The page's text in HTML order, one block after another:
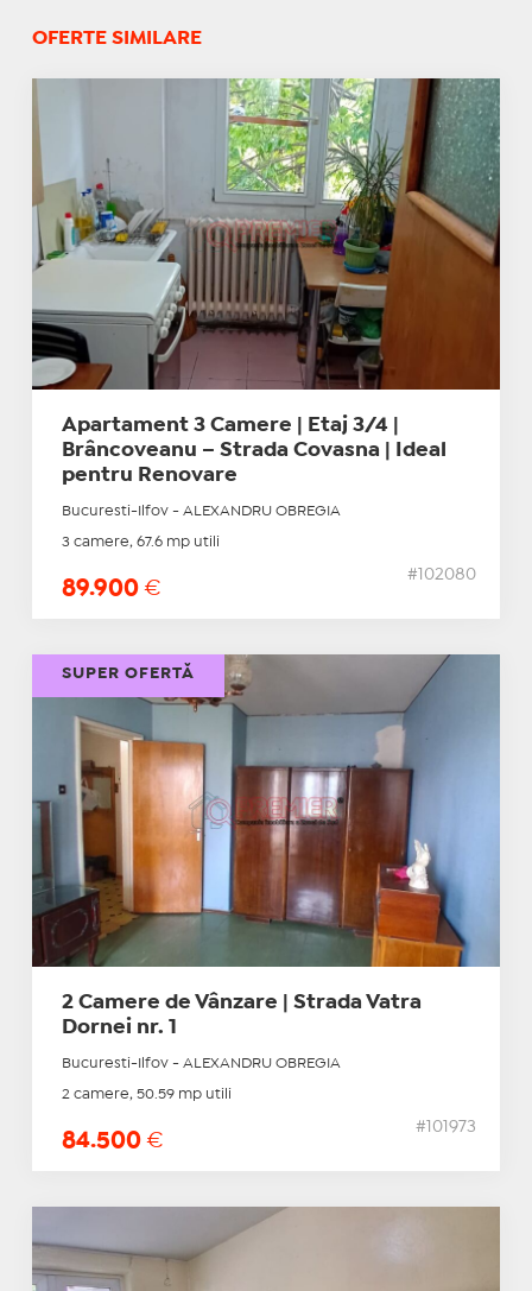
OFERTE SIMILARE
Apartament 3 Camere | Etaj 3/4 |
Brâncoveanu – Strada Covasna | Ideal
pentru Renovare
Bucuresti-Ilfov - ALEXANDRU OBREGIA
3 camere, 67.6 mp utili
89.900 €
#102080
2 Camere de Vânzare | Strada Vatra
Dornei nr. 1
Bucuresti-Ilfov - ALEXANDRU OBREGIA
2 camere, 50.59 mp utili
84.500 €
#101973
SUPER OFERTĂ